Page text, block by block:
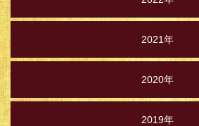
2021年
2020年
2019年